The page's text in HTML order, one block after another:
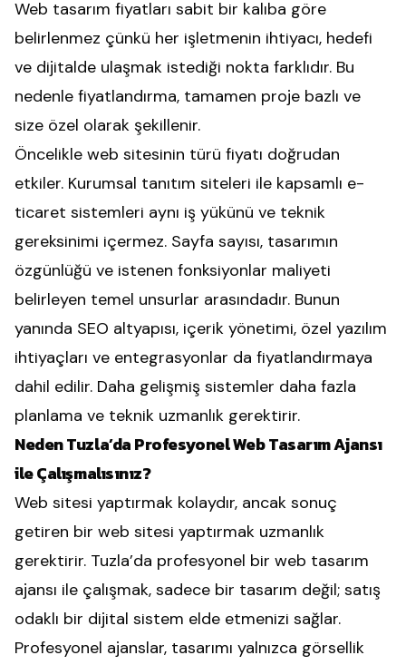
Web tasarım fiyatları sabit bir kalıba göre
belirlenmez çünkü her işletmenin ihtiyacı, hedefi
ve dijitalde ulaşmak istediği nokta farklıdır. Bu
nedenle fiyatlandırma, tamamen proje bazlı ve
size özel olarak şekillenir.
Öncelikle web sitesinin türü fiyatı doğrudan
etkiler. Kurumsal tanıtım siteleri ile kapsamlı e-
ticaret sistemleri aynı iş yükünü ve teknik
gereksinimi içermez. Sayfa sayısı, tasarımın
özgünlüğü ve istenen fonksiyonlar maliyeti
belirleyen temel unsurlar arasındadır. Bunun
yanında SEO altyapısı, içerik yönetimi, özel yazılım
ihtiyaçları ve entegrasyonlar da fiyatlandırmaya
dahil edilir. Daha gelişmiş sistemler daha fazla
planlama ve teknik uzmanlık gerektirir.
Neden Tuzla’da Profesyonel Web Tasarım Ajansı
ile Çalışmalısınız?
Web sitesi yaptırmak kolaydır, ancak sonuç
getiren bir web sitesi yaptırmak uzmanlık
gerektirir. Tuzla’da profesyonel bir web tasarım
ajansı ile çalışmak, sadece bir tasarım değil; satış
odaklı bir dijital sistem elde etmenizi sağlar.
Profesyonel ajanslar, tasarımı yalnızca görsellik